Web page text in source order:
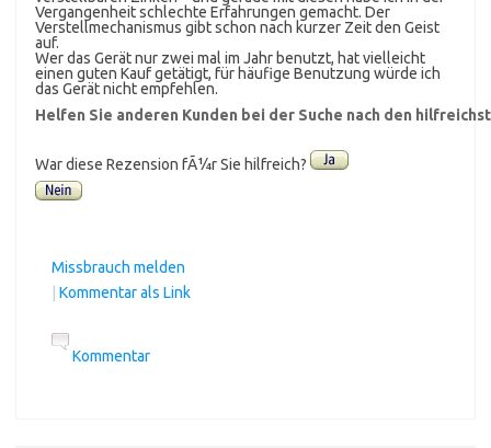
Vergangenheit schlechte Erfahrungen gemacht. Der
Verstellmechanismus gibt schon nach kurzer Zeit den Geist
auf.
Wer das Gerät nur zwei mal im Jahr benutzt, hat vielleicht
einen guten Kauf getätigt, für häufige Benutzung würde ich
das Gerät nicht empfehlen.
Helfen Sie anderen Kunden bei der Suche nach den
War diese Rezension fÃ¼r Sie hilfreich?
Missbrauch melden
Kommentar als Link
Kommentar